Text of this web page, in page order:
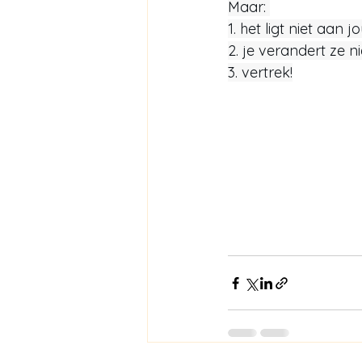
Maar:
1. het ligt niet aan
2. je verandert ze
3. vertrek!